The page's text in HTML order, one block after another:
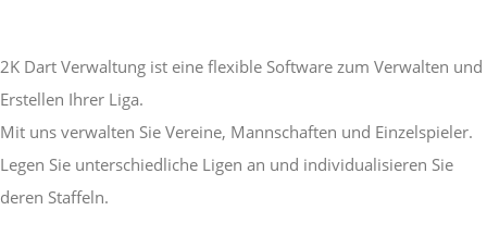
2K Dart Verwaltung ist eine flexible Software zum Verwalten und
Erstellen Ihrer Liga.
Mit uns verwalten Sie Vereine, Mannschaften und Einzelspieler.
Legen Sie unterschiedliche Ligen an und individualisieren Sie
deren Staffeln.